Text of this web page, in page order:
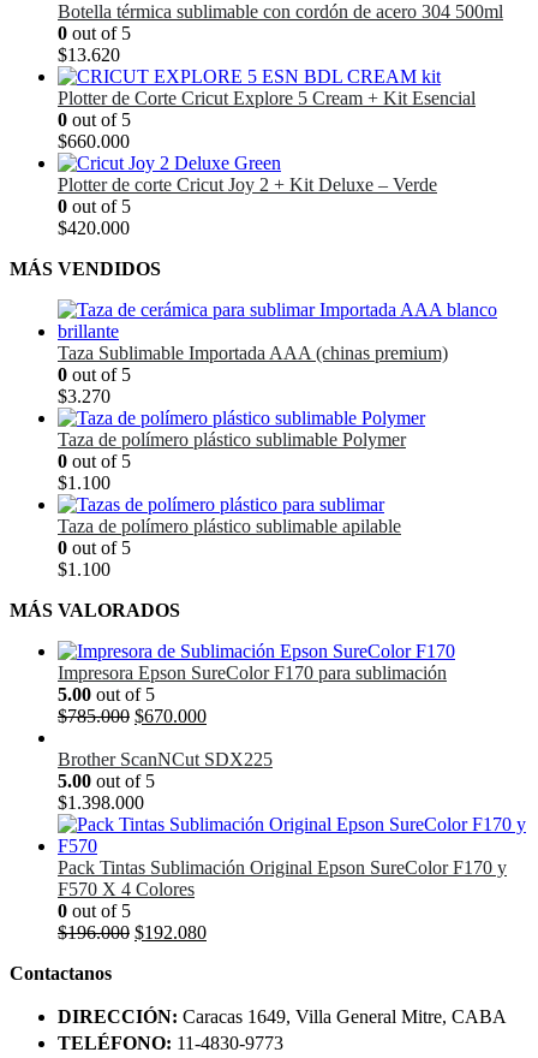
Botella térmica sublimable con cordón de acero 304 500ml
0 out of 5
$13.620
Plotter de Corte Cricut Explore 5 Cream + Kit Esencial
0 out of 5
$660.000
Plotter de corte Cricut Joy 2 + Kit Deluxe – Verde
0 out of 5
$420.000
MÁS VENDIDOS
Taza Sublimable Importada AAA (chinas premium)
0 out of 5
$3.270
Taza de polímero plástico sublimable Polymer
0 out of 5
$1.100
Taza de polímero plástico sublimable apilable
0 out of 5
$1.100
MÁS VALORADOS
Impresora Epson SureColor F170 para sublimación
5.00 out of 5
$785.000 El
original
era:
$785.000.
$670.000El
actual
Brother ScanNCut SDX225
5.00 out of 5
$1.398.000
Pack Tintas Sublimación Original Epson SureColor F170 y
F570 X 4 Colores
0 out of 5
$196.000 El
$196.000.
$192.080El
$192.080.
Contactanos
DIRECCIÓN: Caracas 1649, Villa General Mitre, CABA
TELÉFONO: 11-4830-9773